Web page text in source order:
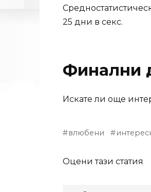
25 дни в секс.
Финални
Искате ли още
влюбени
Оцени тази статия